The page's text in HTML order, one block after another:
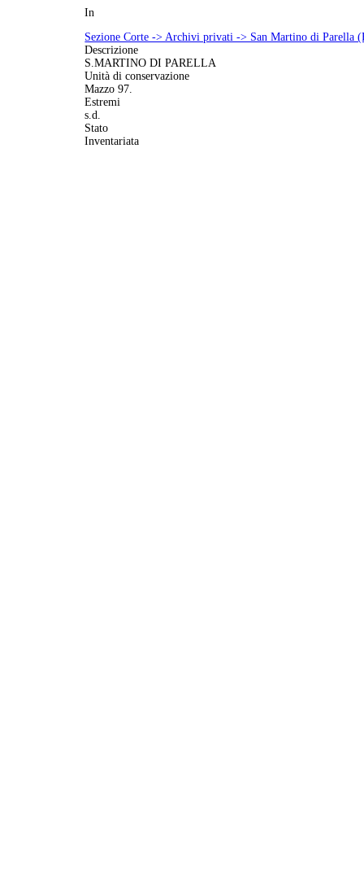
In
Sezione Corte -> Archivi privati -> San Martino di Parella
Descrizione
S.MARTINO DI PARELLA
Unità di conservazione
Mazzo 97.
Estremi
s.d.
Stato
Inventariata